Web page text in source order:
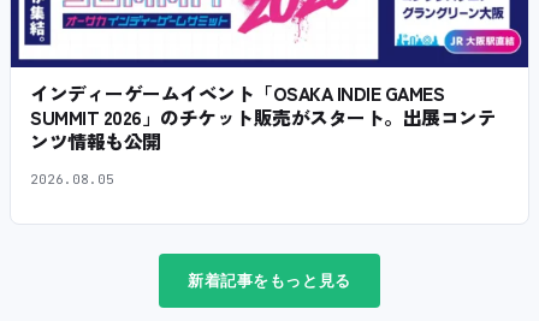
インディーゲームイベント「OSAKA INDIE GAMES
SUMMIT 2026」のチケット販売がスタート。出展コンテ
ンツ情報も公開
2026.08.05
新着記事をもっと見る